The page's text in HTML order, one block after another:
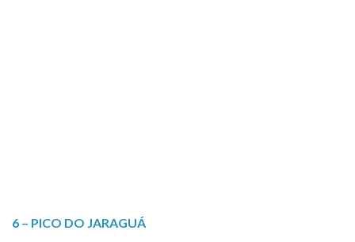
6 – PICO DO JARAGUÁ